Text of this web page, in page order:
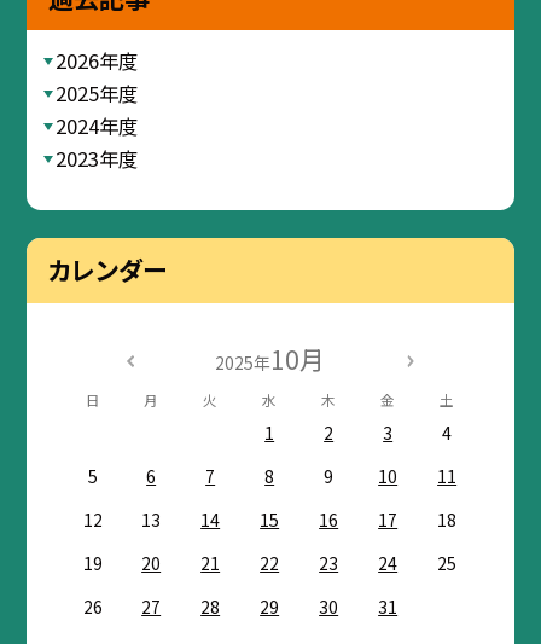
2026年度
2025年度
2024年度
2023年度
カレンダー
2025年10月
日 月 火 水 木 金 土
1 2 3
4
5
6 7 8 9 10
11
12
13 14 15 16 17
18
19
20 21 22 23 24
25
26
27 28 29 30 31